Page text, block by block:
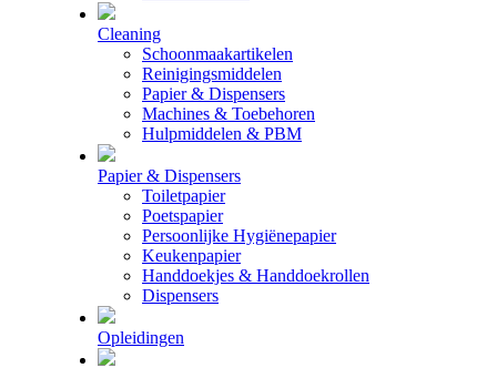
Cleaning
Schoonmaakartikelen
Reinigingsmiddelen
Papier & Dispensers
Machines & Toebehoren
Hulpmiddelen & PBM
Papier & Dispensers
Toiletpapier
Poetspapier
Persoonlijke Hygiënepapier
Keukenpapier
Handdoekjes & Handdoekrollen
Dispensers
Opleidingen